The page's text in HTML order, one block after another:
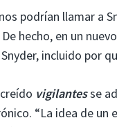
podrían llamar a
hecho, en un
incluido por
vigilantesse
“La idea de un